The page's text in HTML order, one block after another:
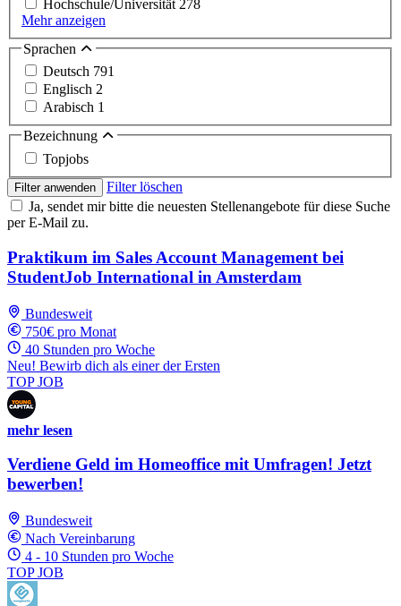
Hochschule/Universität 278
Mehr anzeigen
Sprachen
Deutsch 791
Englisch 2
Arabisch 1
Bezeichnung
Topjobs
Filter anwenden
Filter löschen
Ja, sendet mir bitte die neuesten Stellenangebote für diese Suche
per E-Mail zu.
Praktikum im Sales Account Management bei
StudentJob International in Amsterdam
Bundesweit
750€ pro Monat
40 Stunden pro Woche
Neu! Bewirb dich als einer der Ersten
TOP JOB
mehr lesen
Verdiene Geld im Homeoffice mit Umfragen! Jetzt
bewerben!
Bundesweit
Nach Vereinbarung
4 - 10 Stunden pro Woche
TOP JOB